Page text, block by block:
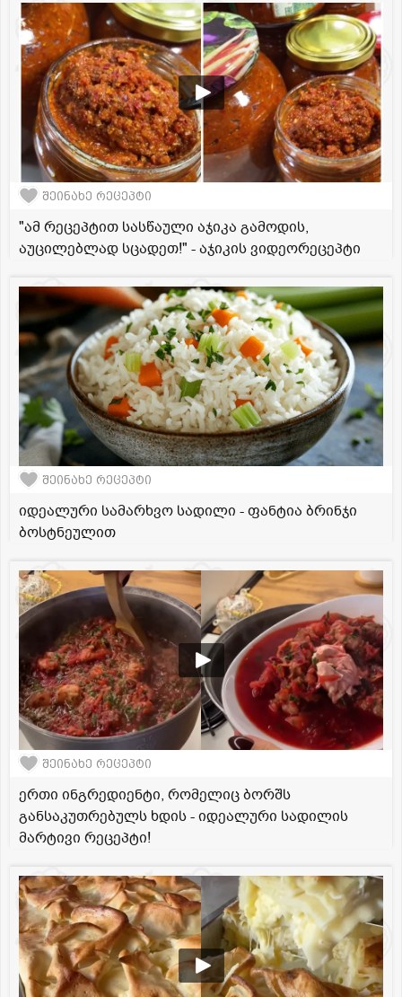
შეინახე რეცეპტი
"ამ რეცეპტით სასწაული აჯიკა გამოდის,
აუცილებლად სცადეთ!" - აჯიკის ვიდეორეცეპტი
შეინახე რეცეპტი
იდეალური სამარხვო სადილი - ფანტია ბრინჯი
ბოსტნეულით
შეინახე რეცეპტი
ერთი ინგრედიენტი, რომელიც ბორშს
განსაკუთრებულს ხდის - იდეალური სადილის
მარტივი რეცეპტი!